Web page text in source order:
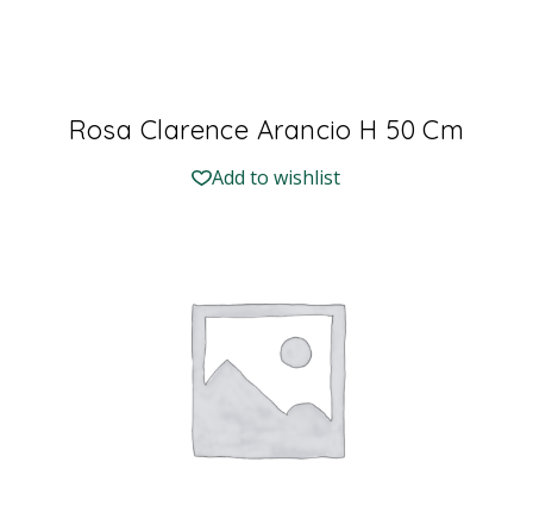
Rosa Clarence Arancio H 50 Cm
Add to wishlist